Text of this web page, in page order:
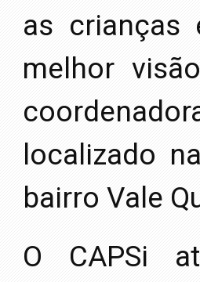
as crianças
melhor
localizado
bairro Vale
O CAPSi